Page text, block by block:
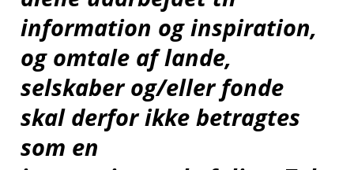
information og inspiration,
og omtale af lande,
selskaber og/eller fonde
skal derfor ikke betragtes
som en